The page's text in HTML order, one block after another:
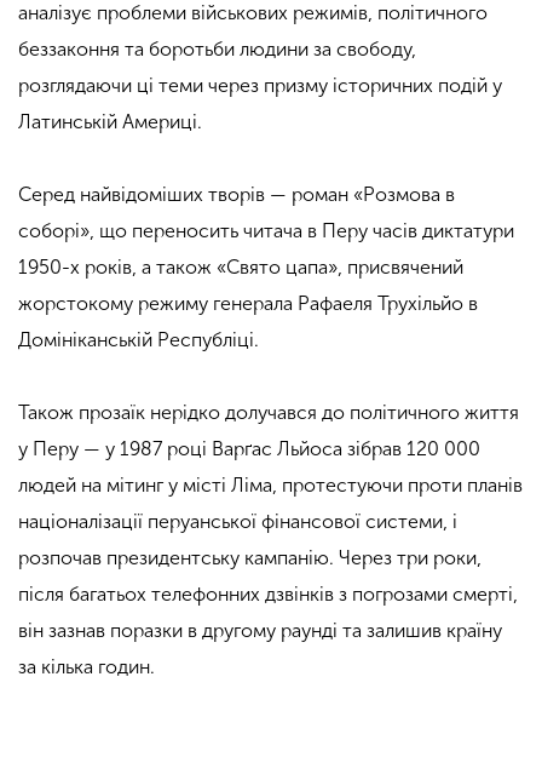
аналізує проблеми військових режимів, політичного
беззаконня та боротьби людини за свободу,
розглядаючи ці теми через призму історичних подій у
Латинській Америці.
Серед найвідоміших творів — роман «Розмова в
соборі», що переносить читача в Перу часів диктатури
1950-х років, а також «Свято цапа», присвячений
жорстокому режиму генерала Рафаеля Трухільйо в
Домініканській Республіці.
Також прозаїк нерідко долучався до політичного життя
у Перу — у 1987 році Варґас Льйоса зібрав 120 000
людей на мітинг у місті Ліма, протестуючи проти планів
націоналізації перуанської фінансової системи, і
розпочав президентську кампанію. Через три роки,
після багатьох телефонних дзвінків з погрозами смерті,
він зазнав поразки в другому раунді та залишив країну
за кілька годин.